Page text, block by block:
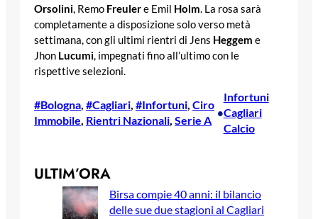
Orsolini, Remo Freulere Emil Holm. La rosa sarà
completamente a disposizione solo verso metà
settimana, con gli ultimi rientri di Jens Heggem e
Jhon Lucumi, impegnati fino all’ultimo con le
rispettive selezioni.
#Bologna, #Cagliari, #Infortuni, Ciro
Immobile, Rientri Nazionali, Serie A
•
Infortuni
Cagliari
Calcio
ULTIM’ORA
Birsa compie 40 anni: il bilancio
delle sue due stagioni al Cagliari